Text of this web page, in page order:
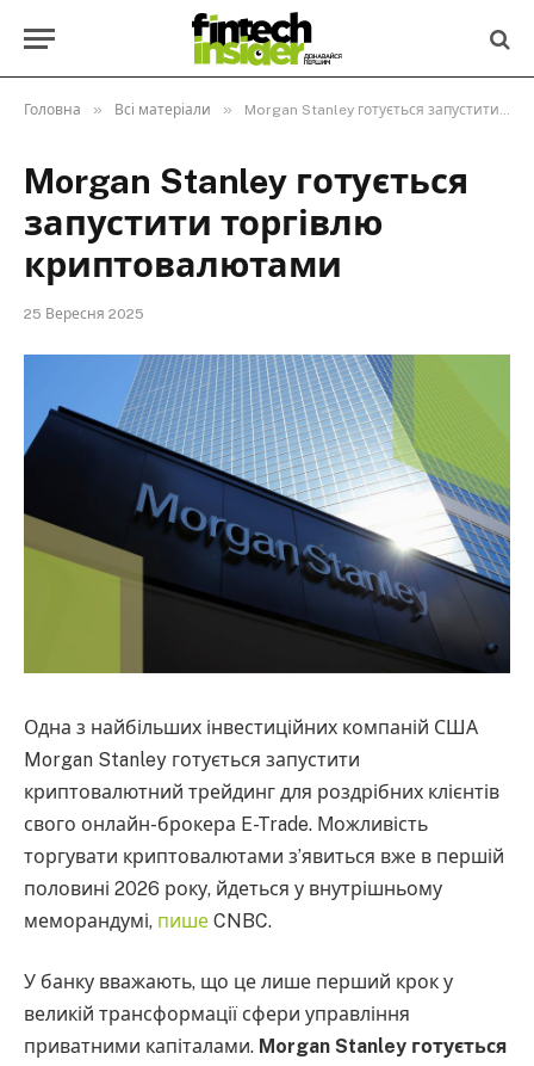
Головна » Всі матеріали » Morgan Stanley готується запустити торгівлю криптовалютами
Morgan Stanley готується
запустити торгівлю
криптовалютами
25 Вересня 2025
Одна з найбільших інвестиційних компаній США
Morgan Stanley готується запустити
криптовалютний трейдинг для роздрібних клієнтів
свого онлайн-брокера E-Trade. Можливість
торгувати криптовалютами з’явиться вже в першій
половині 2026 року, йдеться у внутрішньому
меморандумі, пише CNBC.
У банку вважають, що це лише перший крок у
великій трансформації сфери управління
приватними капіталами. Morgan Stanley готується